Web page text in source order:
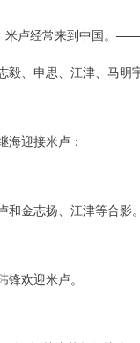
米卢经常来到中国。——
毅、申思、江津、马明
海迎接米卢：
和金志扬、江津等合影。
欢迎米卢。